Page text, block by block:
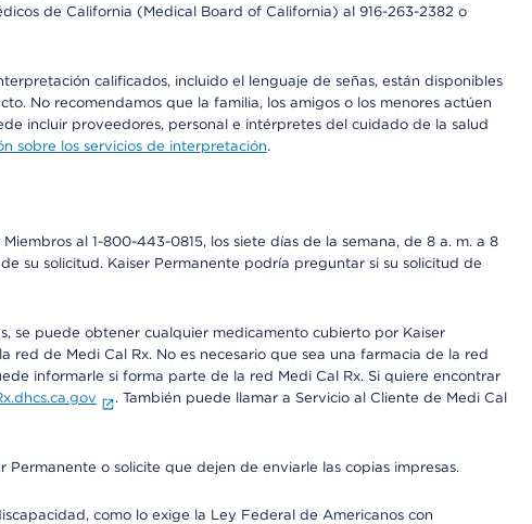
de California (Medical Board of California) al 916-263-2382 o
calificados, incluido el lenguaje de señas, están disponibles
No recomendamos que la familia, los amigos o los menores actúen
incluir proveedores, personal e intérpretes del cuidado de la salud
sobre los servicios de interpretación.
al 1-800-443-0815, los siete días de la semana, de 8 a. m. a 8
su solicitud. Kaiser Permanente podría preguntar si su solicitud de
se puede obtener cualquier medicamento cubierto por Kaiser
de Medi Cal Rx. No es necesario que sea una farmacia de la red
informarle si forma parte de la red Medi Cal Rx. Si quiere encontrar
. También puede llamar a Servicio al Cliente de Medi Cal
o solicite que dejen de enviarle las copias impresas.
como lo exige la Ley Federal de Americanos con